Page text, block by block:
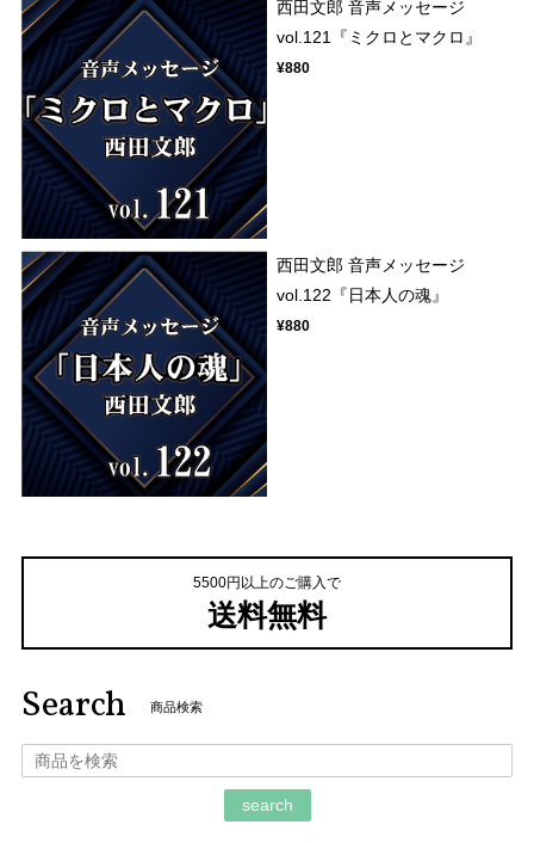
西田文郎 音声メッセージ
vol.121『ミクロとマクロ』
¥880
西田文郎 音声メッセージ
vol.122『日本人の魂』
¥880
5500円以上のご購入で
送料無料
Search 商品検索
search